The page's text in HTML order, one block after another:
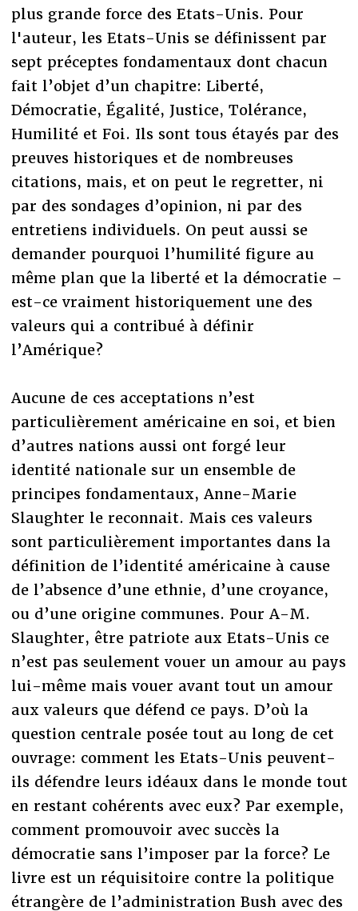
plus grande force des Etats-Unis. Pour
l'auteur, les Etats-Unis se définissent par
sept préceptes fondamentaux dont chacun
fait l’objet d’un chapitre: Liberté,
Démocratie, Égalité, Justice, Tolérance,
Humilité et Foi. Ils sont tous étayés par des
preuves historiques et de nombreuses
citations, mais, et on peut le regretter, ni
par des sondages d’opinion, ni par des
entretiens individuels. On peut aussi se
demander pourquoi l’humilité figure au
même plan que la liberté et la démocratie –
est-ce vraiment historiquement une des
valeurs qui a contribué à définir
l’Amérique?
Aucune de ces acceptations n’est
particulièrement américaine en soi, et bien
d’autres nations aussi ont forgé leur
identité nationale sur un ensemble de
principes fondamentaux, Anne-Marie
Slaughter le reconnait. Mais ces valeurs
sont particulièrement importantes dans la
définition de l’identité américaine à cause
de l’absence d’une ethnie, d’une croyance,
ou d’une origine communes. Pour A-M.
Slaughter, être patriote aux Etats-Unis ce
n’est pas seulement vouer un amour au pays
lui-même mais vouer avant tout un amour
aux valeurs que défend ce pays. D’où la
question centrale posée tout au long de cet
ouvrage: comment les Etats-Unis peuvent-
ils défendre leurs idéaux dans le monde tout
en restant cohérents avec eux? Par exemple,
comment promouvoir avec succès la
démocratie sans l’imposer par la force? Le
livre est un réquisitoire contre la politique
étrangère de l’administration Bush avec des